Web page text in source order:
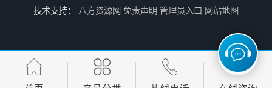
合肥IECEx标志认证发证机构 海口防爆电器设备维修资质办理周期
技术支持： 八方资源网 免责声明 管理员入口 网站地图